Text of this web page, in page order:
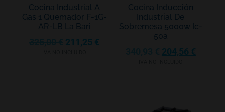
Cocina Industrial A
Gas 1 Quemador F-1G-
AR-LB La Bari
211,25 €
Cocina Inducción
Industrial De
Sobremesa 5000w Ic-
50a
204,56 €